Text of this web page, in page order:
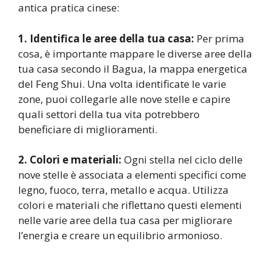
antica pratica cinese:
1. Identifica le aree della tua casa: Per prima
cosa, è importante mappare le diverse aree della
tua casa secondo il Bagua, la mappa energetica
del Feng Shui. Una volta identificate le varie
zone, puoi collegarle alle nove stelle e capire
quali settori della tua vita potrebbero
beneficiare di miglioramenti.
2. Colori e materiali: Ogni stella nel ciclo delle
nove stelle è associata a elementi specifici come
legno, fuoco, terra, metallo e acqua. Utilizza
colori e materiali che riflettano questi elementi
nelle varie aree della tua casa per migliorare
l’energia e creare un equilibrio armonioso.